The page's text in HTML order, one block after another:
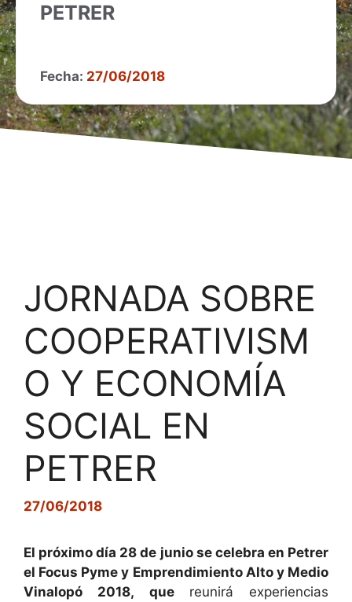
PETRER
Fecha: 27/06/2018
JORNADA SOBRE
COOPERATIVISM
O Y ECONOMÍA
SOCIAL EN
PETRER
27/06/2018
El próximo día 28 de junio se celebra en Petrer
el Focus Pyme y Emprendimiento Alto y Medio
Vinalopó 2018, que reunirá experiencias